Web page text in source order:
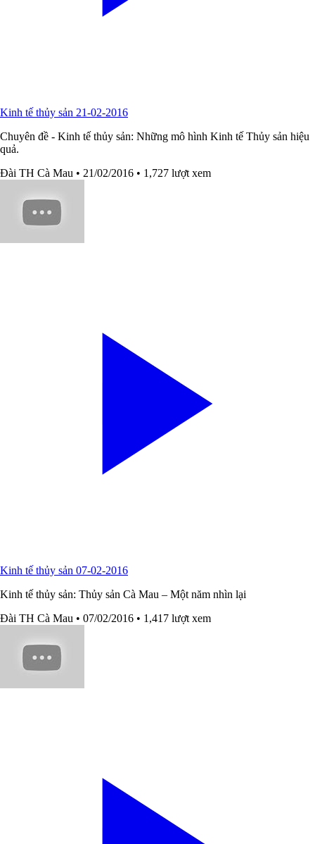
Kinh tế thủy sản 21-02-2016
Chuyên đề - Kinh tế thủy sản: Những mô hình Kinh tế Thủy sản hiệu
quả.
Đài TH Cà Mau • 21/02/2016 • 1,727 lượt xem
Kinh tế thủy sản 07-02-2016
Kinh tế thủy sản: Thủy sản Cà Mau – Một năm nhìn lại
Đài TH Cà Mau • 07/02/2016 • 1,417 lượt xem